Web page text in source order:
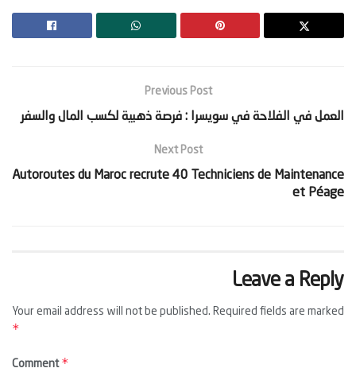
Previous Post
‫العمل في الفلاحة في سويسرا : فرصة ذهبية لكسب المال والسفر‬
Next Post
Autoroutes du Maroc recrute 40 Techniciens de Maintenance
et Péage
Leave a Reply
Your email address will not be published. Required fields are marked
*
Comment *